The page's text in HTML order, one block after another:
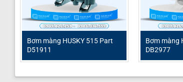
Model
Loại bơm
Thương hiệu
Chất liệu thân bơm
Lưu lượng tối đa
Bơm màng HUSKY 515 Part
D51911
Bơm màng
DB2977